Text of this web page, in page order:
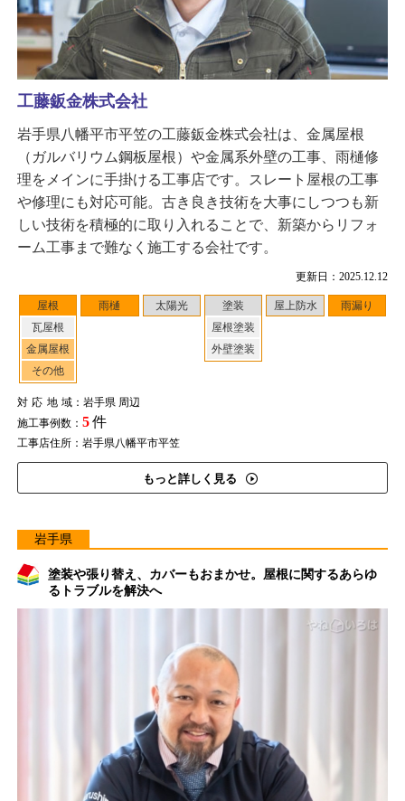
更新日：2025.12.12
屋根
瓦屋根
金属屋根
その他
雨樋 太陽光
塗装
屋根塗装
外壁塗装
屋上防水 雨漏り
対応地域：岩手県 周辺
施工事例数： 5件
工事店住所：岩手県八幡平市平笠
もっと詳しく見る
工藤鈑金株式会社
岩手県八幡平市平笠の工藤鈑金株式会社は、金属屋根
（ガルバリウム鋼板屋根）や金属系外壁の工事、雨樋修
理をメインに手掛ける工事店です。スレート屋根の工事
や修理にも対応可能。古き良き技術を大事にしつつも新
しい技術を積極的に取り入れることで、新築からリフォ
ーム工事まで難なく施工する会社です。
岩手県
塗装や張り替え、カバーもおまかせ。屋根に関するあらゆ
るトラブルを解決へ